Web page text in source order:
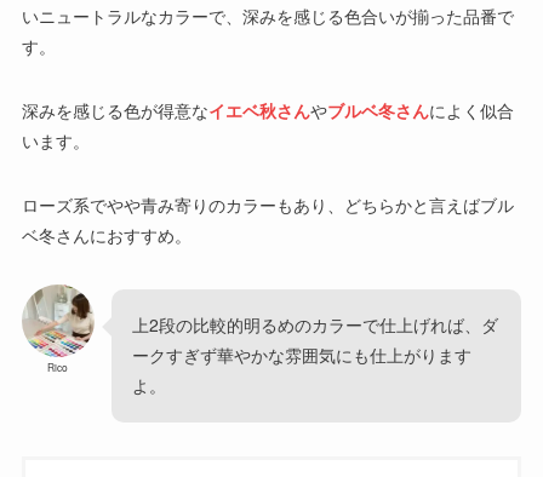
いニュートラルなカラーで、深みを感じる色合いが揃った品番で
す。
深みを感じる色が得意なイエベ秋さんやブルベ冬さんによく似合
います。
ローズ系でやや青み寄りのカラーもあり、どちらかと言えばブル
ベ冬さんにおすすめ。
Rico
上2段の比較的明るめのカラーで仕上げれば、ダ
ークすぎず華やかな雰囲気にも仕上がります
よ。